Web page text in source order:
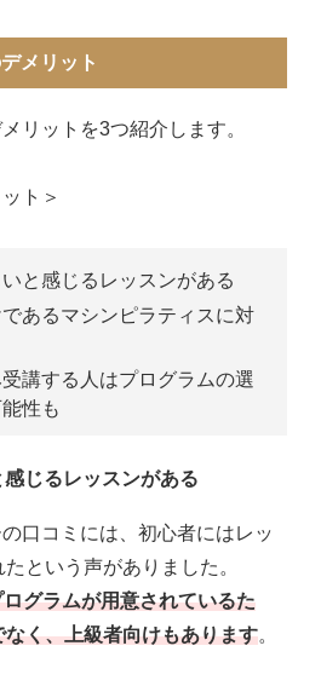
メリット
リットを3つ紹介します。
ト＞
と感じるレッスンがある
あるマシンピラティスに対
講する人はプログラムの選
性も
じるレッスンがある
口コミには、初心者にはレッ
という声がありました。
グラムが用意されているた
く、上級者向けもあります。